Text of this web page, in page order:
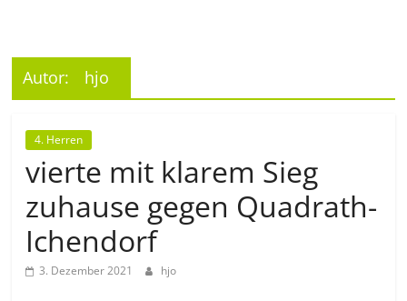
Autor: hjo
4. Herren
vierte mit klarem Sieg
zuhause gegen Quadrath-
Ichendorf
3. Dezember 2021 hjo